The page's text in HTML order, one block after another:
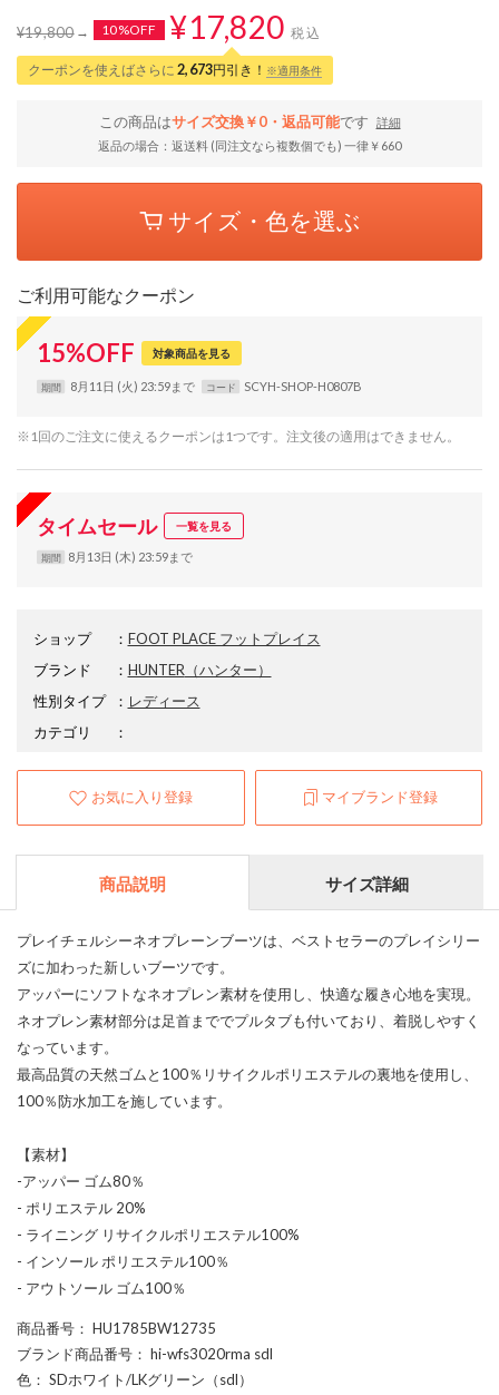
¥19,800 10%OFF ¥17,820 税込
クーポンを使えばさらに 2,673円引き！ ※適用条件
この商品はサイズ交換￥0・返品可能です
詳細
返品の場合：返送料 (同注文なら複数個でも) 一律￥660
サイズ・色を選ぶ
ご利用可能なクーポン
15%OFF 対象商品を見る
期間 8月11日 (火) 23:59まで コード SCYH-SHOP-H0807B
※1回のご注文に使えるクーポンは1つです。注文後の適用はできません。
タイムセール 一覧を見る
期間 8月13日 (木) 23:59まで
ショップ ： FOOT PLACE フットプレイス
ブランド
： HUNTER （ハンター）
性別タイプ
： レディース
カテゴリ
：
お気に入り登録 マイブランド登録
商品説明 サイズ詳細
プレイチェルシーネオプレーンブーツは、ベストセラーのプレイシリー
ズに加わった新しいブーツです。
アッパーにソフトなネオプレン素材を使用し、快適な履き心地を実現。
ネオプレン素材部分は足首まででプルタブも付いており、着脱しやすく
なっています。
最高品質の天然ゴムと100％リサイクルポリエステルの裏地を使用し、
100％防水加工を施しています。
【素材】
-アッパー ゴム80％
- ポリエステル 20%
- ライニング リサイクルポリエステル100%
- インソール ポリエステル100％
- アウトソール ゴム100％
商品番号 ： HU1785BW12735
ブランド商品番号 ： hi-wfs3020rma sdl
色 ： SDホワイト/LKグリーン（sdl）